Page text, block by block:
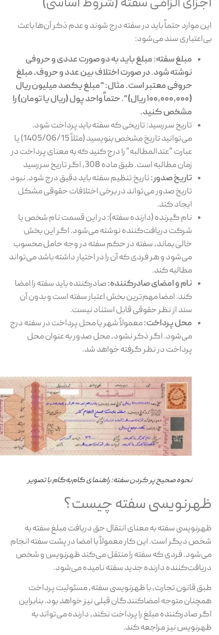
موارد حتماً باید در سفته درج شوند و عدم ذکر آن‌ها باعث
سند می‌شود:
مبلغ سفته: مبلغ باید به دو صورت عددی و حروفی
نوشته شود. در صورت اختلاف بین عدد و حروف، مبلغ
حروفی معتبر است. مثال: “مبلغ یکصد میلیون ریال
(100,000,000 ریال)”. حتماً واحد پول (ریال یا تومان) را
مشخص کنید.
تاریخ سررسید: تاریخی که سفته باید پرداخت شود.
می‌توانید تاریخ مشخص بنویسید (مثلاً 1405/06/15) یا
عبارت “عندالمطالبه” را درج کنید که به معنای پرداخت در
زمان مطالبه است. طبق ماده 308، اگر تاریخ سررسید
تاریخ صدور:تاریخ تنظیم سفته باید دقیق درج شود. نبود
تاریخ صدور می‌تواند در برخی اختلافات حقوقی مشکل
ایجاد کند.
نام گیرنده (دارنده سفته): در این قسمت نام شخص یا
شرکت دریافت‌کننده نوشته می‌شود. اگر این بخش
خالی بماند، سفته در حکم سفته در وجه حامل محسوب
می‌شود و هر فردی که آن را در اختیار داشته باشد می‌تواند
مطالبه کند.
نام و امضای صادرکننده:صادرکننده باید سفته را امضا
کند. امضا مهم‌ترین بخش اعتبار سفته است و بدون آن
سند از نظر حقوقی قابل استناد نیست.
محل پرداخت:معمولاً شهر یا محل پرداخت در سفته درج
می‌شود. اگر ذکر نشود، محل صدور به عنوان محل
پرداخت در نظر گرفته خواهد شد.
نحوه صحیح پر کردن سفته: راهنمای گام‌به‌گام با تصویر
سفته چیست؟
سفته به معنای انتقال حق دریافت مبلغ سفته به
دیگر است. این کار معمولاً با امضا در پشت سفته انجام
فردی که سفته را منتقل می‌کند ظهرنویس و شخص
دارنده جدید سفته نامیده می‌شود.
قانون تجارت، با ظهرنویسی سفته، مسئولیت پرداخت
متوجه امضاکنندگان قبلی نیز خواهد بود. بنابراین
صادرکننده مبلغ را پرداخت نکند، دارنده می‌تواند به
نیز مراجعه کند.